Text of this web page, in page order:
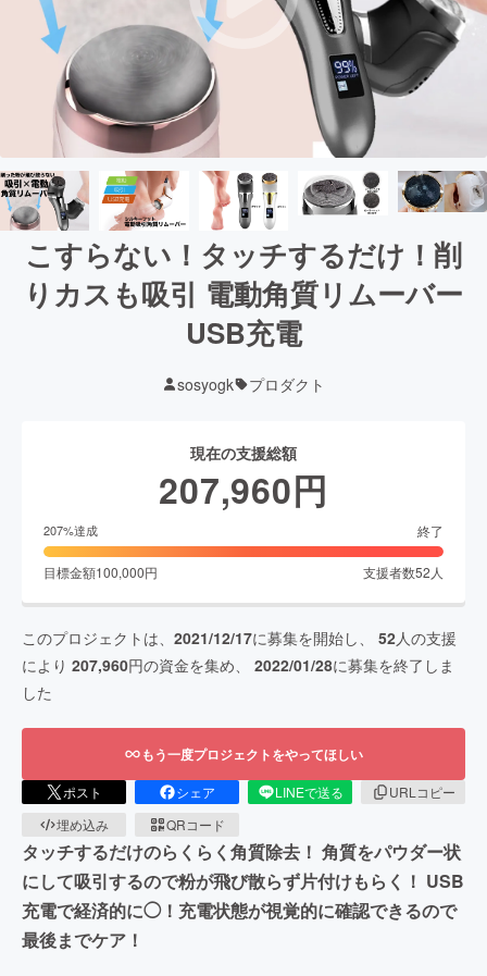
こすらない！タッチするだけ！削
りカスも吸引 電動角質リムーバー
USB充電
sosyogk プロダクト
現在の支援総額
207,960円
207%達成 終了
目標金額100,000円 支援者数52 人
このプロジェクトは、 2021/12/17に募集を開始し、 52人の支援
により 207,960円の資金を集め、 2022/01/28に募集を終了しま
した
もう一度プロジェクトをやってほしい
ポスト シェア LINEで送る
URLコピー
埋め込み
QRコード
タッチするだけのらくらく角質除去！ 角質をパウダー状
にして吸引するので粉が飛び散らず片付けもらく！ USB
充電で経済的に◯！充電状態が視覚的に確認できるので
最後までケア！